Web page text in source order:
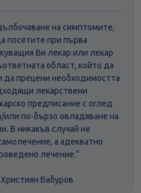
на симптомите,
посетите при първа
Ви лекар или лекар
област, който да
да прецени необходимостта
лекарствени
предписание с оглед
по-бързо овладяване на
В никакъв случай не
а адекватно
лечение.“
Бабуров